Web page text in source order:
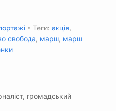
• Теги: акція,
свобода, марш, марш
громадський